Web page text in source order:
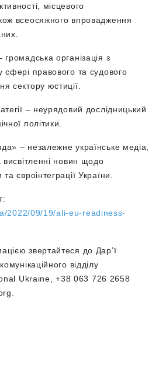
місцевого
всеосяжного впровадження
організація з
сфері правового та судового
сектору юстиції.
– неурядовий дослідницький
політики.
– незалежне українське медіа,
висвітленні новин щодо
євроінтеграції України.
2022/09/19/ali-eu-readiness-
звертайтеся до Дар’ї
відділу
Ukraine, +38 063 726 2658